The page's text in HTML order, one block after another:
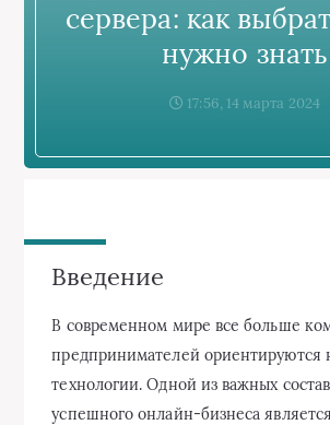
сервера: как
нужно знать
17:56, 14 марта 2024
Введение
В современном мире все больше
предпринимателей ориентируются
технологии. Одной из важных
успешного онлайн-бизнеса